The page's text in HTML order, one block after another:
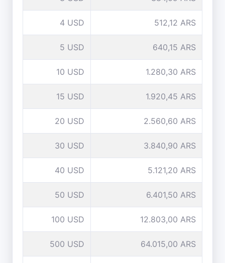
4 USD 512,12 ARS
5 USD 640,15 ARS
10 USD 1.280,30 ARS
15 USD 1.920,45 ARS
20 USD 2.560,60 ARS
30 USD 3.840,90 ARS
40 USD 5.121,20 ARS
50 USD 6.401,50 ARS
100 USD 12.803,00 ARS
500 USD 64.015,00 ARS